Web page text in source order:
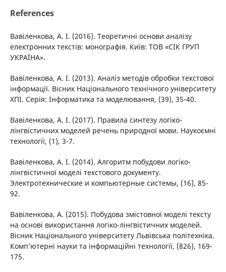
References
Вавіленкова, А. І. (2016). Теоретичні основи аналізу
електронних текстів: монографія. Київ: ТОВ «СІК ГРУП
УКРАЇНА».
Вавіленкова, А. І. (2013). Аналіз методів обробки текстової
інформації. Вісник Національного технічного університету
ХПІ. Серія: Інформатика та моделювання, (39), 35-40.
Вавіленкова, А. І. (2017). Правила синтезу логіко-
лінгвістичних моделей речень природної мови. Наукоємні
технології, (1), 3-7.
Вавіленкова, А. І. (2014). Алгоритм побудови логіко-
лінгвістичної моделі текстового документу.
Электротехнические и компьютерные системы, (16), 85-
92.
Вавіленкова, А. (2015). Побудова змістовної моделі тексту
на основі використання логіко-лінгвістичних моделей.
Вісник Національного університету Львівська політехніка.
Комп’ютерні науки та інформаційні технології, (826), 169-
175.